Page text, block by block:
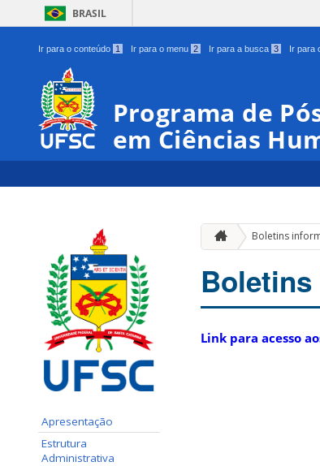
BRASIL
Ir para o conteúdo 1 Ir para o menu 2 Ir para a busca 3 Ir para
Programa de
em Ciências
Apresentação
Estrutura
Administrativa
Boletins
Link para acesso